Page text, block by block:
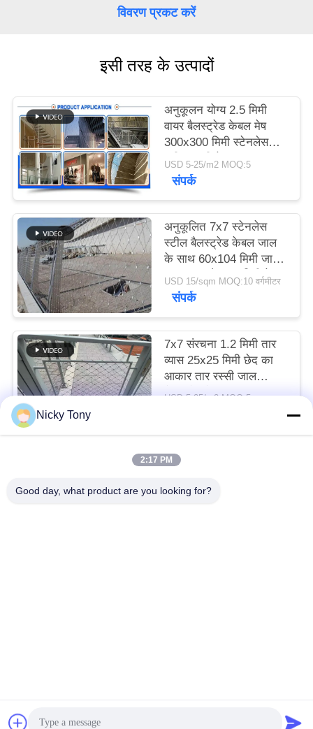
साइटमैप
गोपनीयता
नीति
विवरण प्रकट करें
इसी तरह के उत्पादों
अनुकूलन योग्य 2.5 मिमी
वायर बैलस्ट्रेड केबल मेष
300x300 मिमी स्टेनलेस
स्टील रस्सी नेट
USD 5-25/m2 MOQ:5
संपर्क
अनुकूलित 7x7 स्टेनलेस
स्टील बैलस्ट्रेड केबल जाल
के साथ 60x104 मिमी जाल
उद्घाटन और 2.0 मिमी केबल
व्यास
USD 15/sqm MOQ:10 वर्गमीटर
संपर्क
7x7 संरचना 1.2 मिमी तार
व्यास 25x25 मिमी छेद का
आकार तार रस्सी जाल
बैलस्ट्रेड केबल जाल
USD 5-25/m2 MOQ:5
लोकप्रिय श्रेणियां
Nicky Tony
2:17 PM
Good day, what product are you looking for?